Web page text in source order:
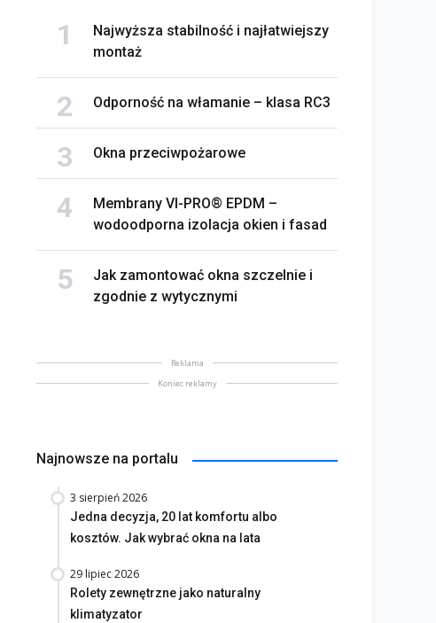
Najwyższa stabilność i najłatwiejszy
montaż
Odporność na włamanie – klasa RC3
Okna przeciwpożarowe
Membrany VI-PRO® EPDM –
wodoodporna izolacja okien i fasad
Jak zamontować okna szczelnie i
zgodnie z wytycznymi
Reklama
Koniec reklamy
Najnowsze na portalu
3 sierpień 2026
Jedna decyzja, 20 lat komfortu albo
kosztów. Jak wybrać okna na lata
29 lipiec 2026
Rolety zewnętrzne jako naturalny
klimatyzator